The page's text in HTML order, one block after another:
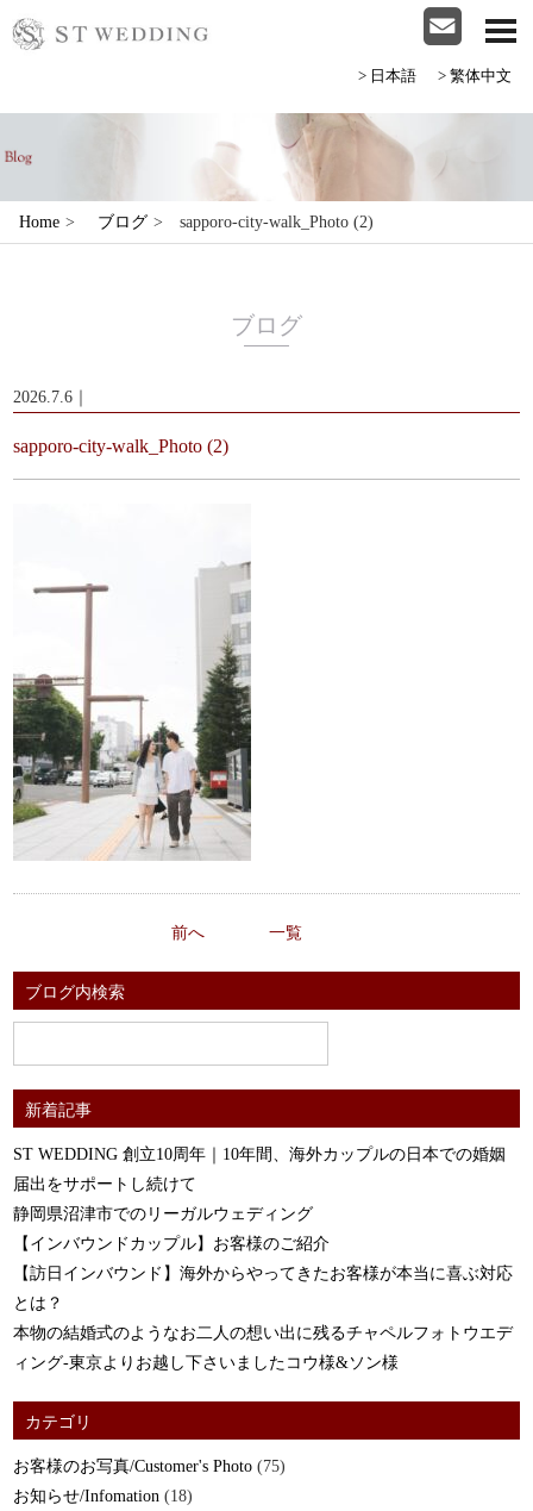
>日本語 >繁体中文
Home > ブログ > sapporo-city-walk_Photo (2)
ブログ
2026.7.6｜
sapporo-city-walk_Photo (2)
前へ 一覧
ブログ内検索
新着記事
ST WEDDING 創立10周年｜10年間、海外カップルの日本での婚姻
届出をサポートし続けて
静岡県沼津市でのリーガルウェディング
【インバウンドカップル】お客様のご紹介
【訪日インバウンド】海外からやってきたお客様が本当に喜ぶ対応
とは？
本物の結婚式のようなお二人の想い出に残るチャペルフォトウエデ
ィング-東京よりお越し下さいましたコウ様&ソン様
カテゴリ
お客様のお写真/Customer's Photo (75)
お知らせ/Infomation (18)